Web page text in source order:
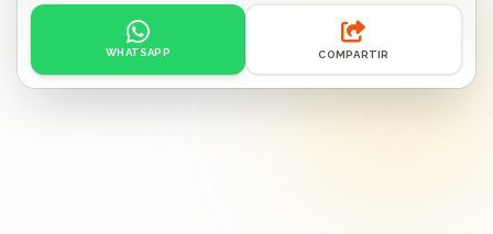
Acciones: contacto por WhatsApp o compartir enlace.
WHATSAPP COMPARTIR